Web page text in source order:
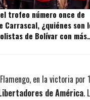
trofeo número once de
Carrascal, ¿quiénes son
de Bolívar con más
en la victoria
de América.